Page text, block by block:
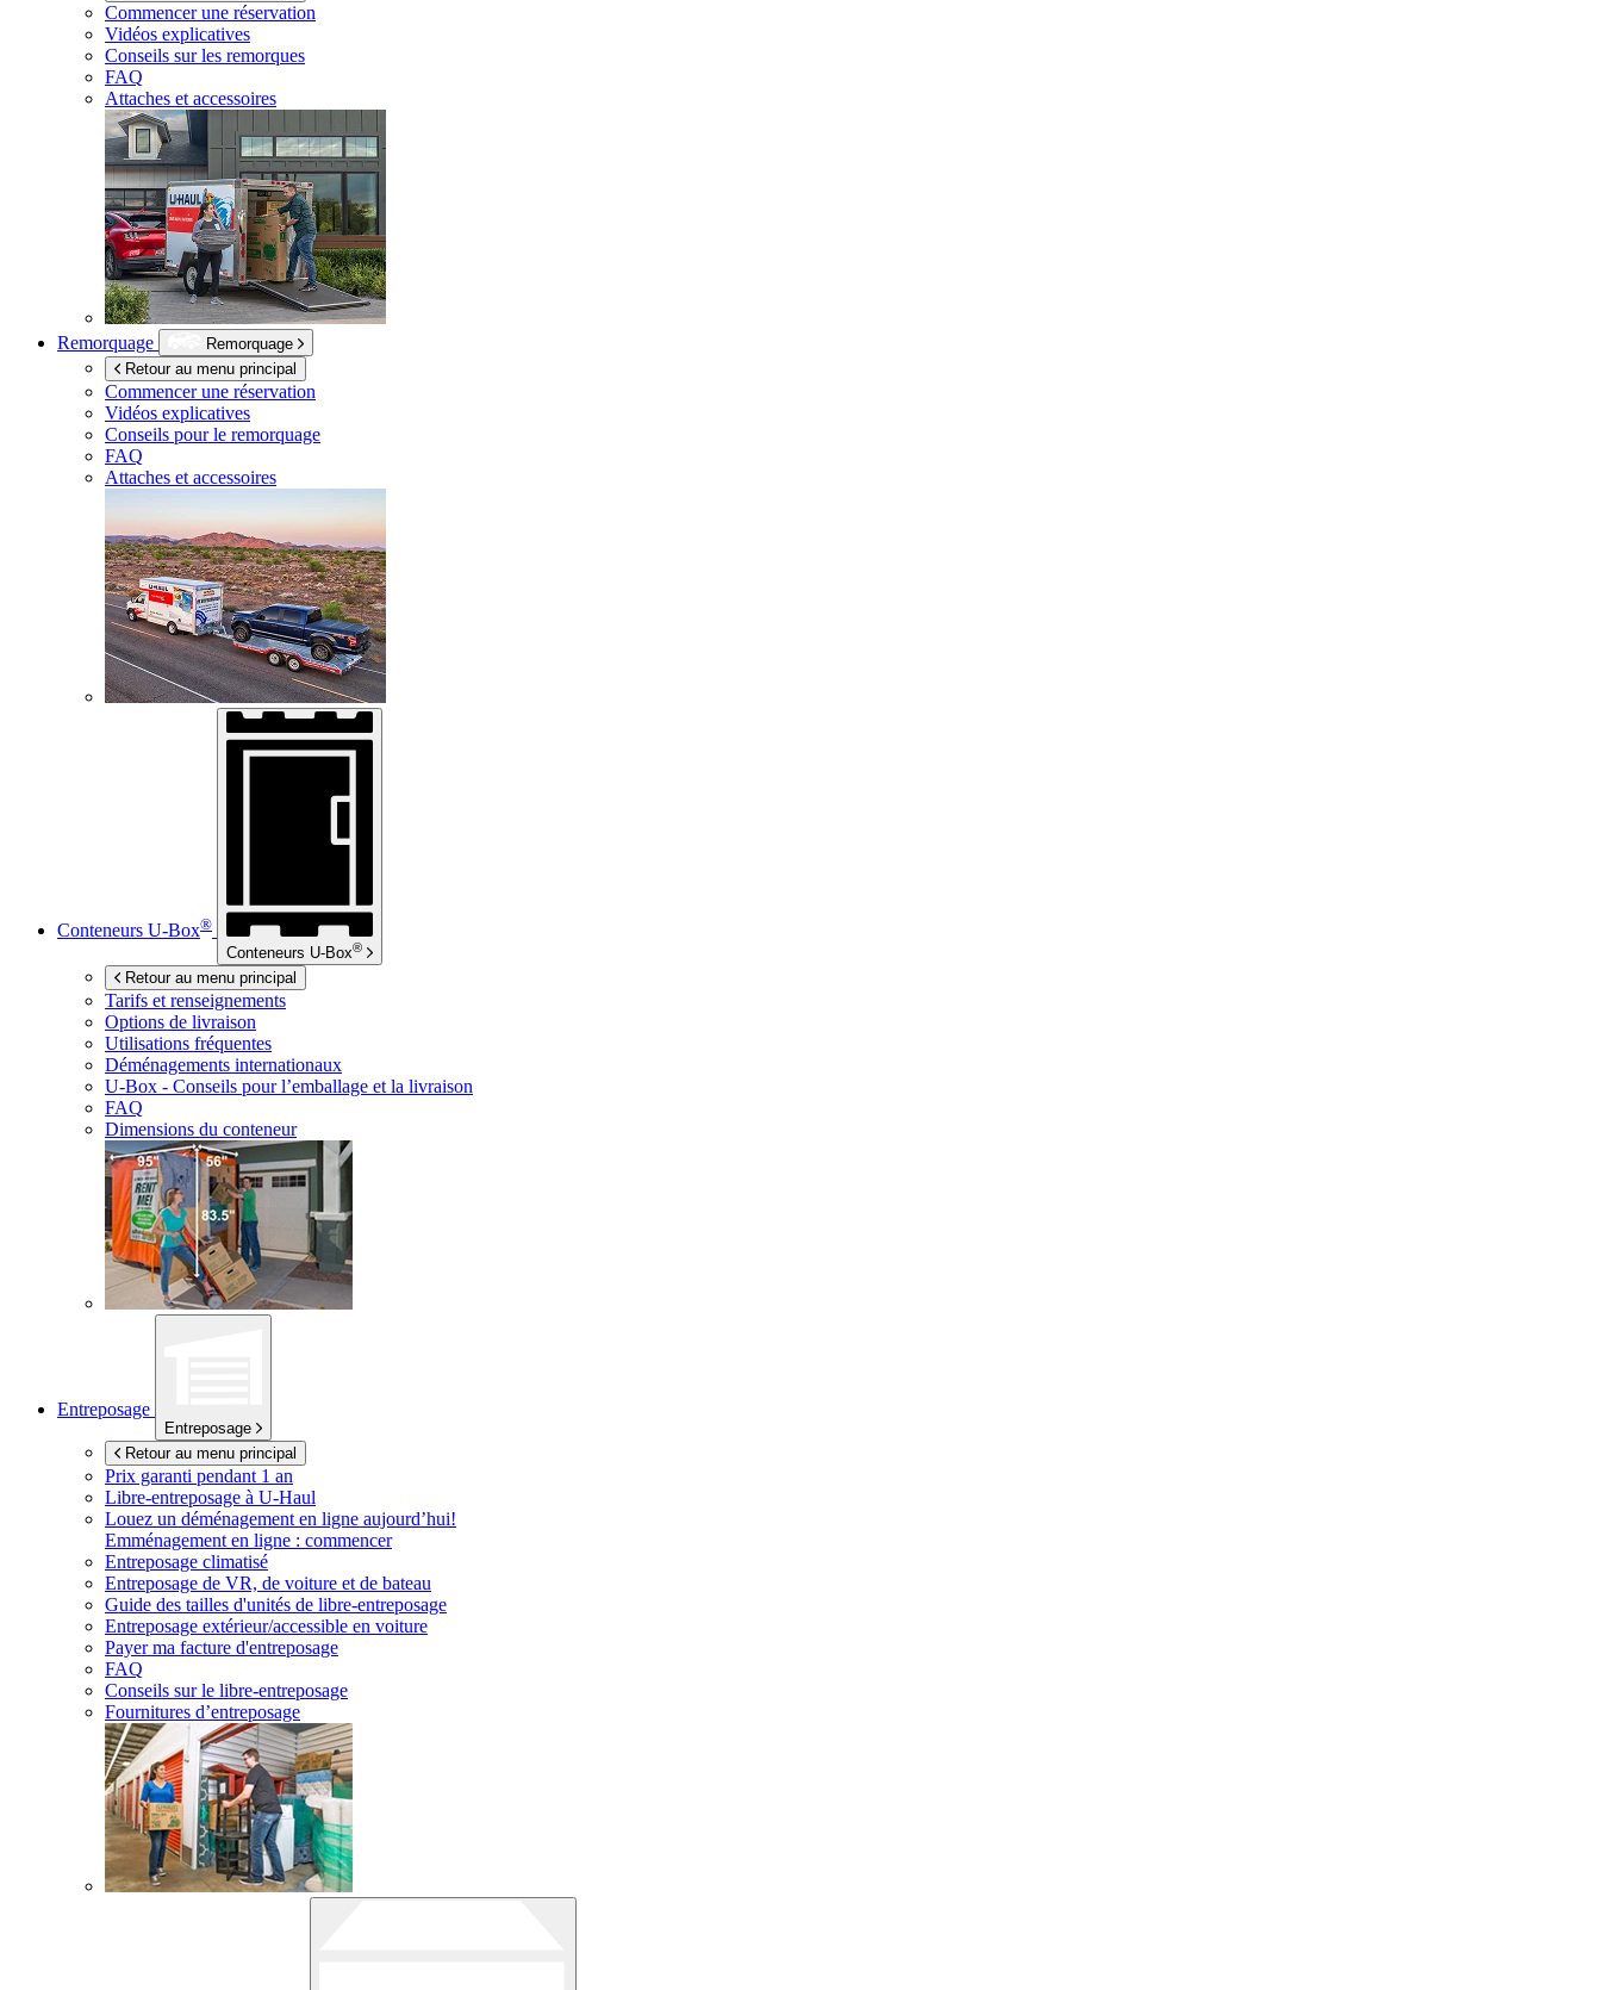
Commencer une réservation
Vidéos explicatives
Conseils sur les remorques
FAQ
Attaches et accessoires
Remorquage
Remorquage
Retour au menu principal
Commencer une réservation
Vidéos explicatives
Conseils pour le remorquage
FAQ
Attaches et accessoires
Conteneurs U-Box®
Conteneurs U-Box®
Retour au menu principal
Tarifs et renseignements
Options de livraison
Utilisations fréquentes
Déménagements internationaux
U-Box - Conseils pour l’emballage et la livraison
FAQ
Dimensions du conteneur
Entreposage
Entreposage
Retour au menu principal
Prix garanti pendant 1 an
Libre-entreposage à U-Haul
Louez un déménagement en ligne aujourd’hui!
Emménagement en ligne : commencer
Entreposage climatisé
Entreposage de VR, de voiture et de bateau
Guide des tailles d'unités de libre-entreposage
Entreposage extérieur/accessible en voiture
Payer ma facture d'entreposage
FAQ
Conseils sur le libre-entreposage
Fournitures d’entreposage